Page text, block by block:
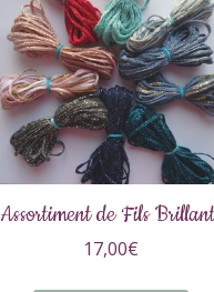
Assortiment de Fils
17,00€